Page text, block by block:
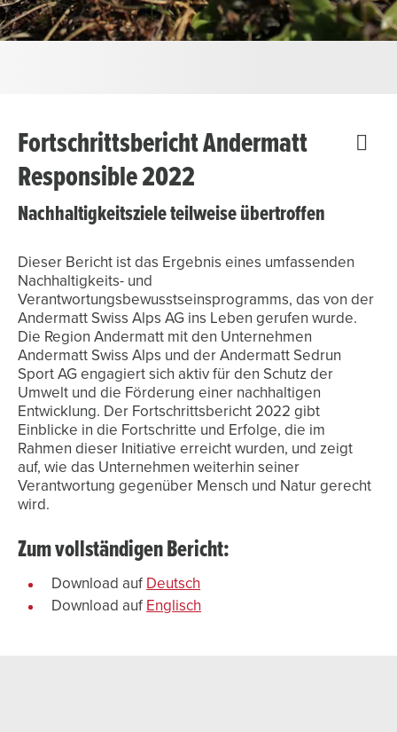
Fortschrittsbericht Andermatt
Responsible 2022
Nachhaltigkeitsziele teilweise übertroffen
Dieser Bericht ist das Ergebnis eines umfassenden
Nachhaltigkeits- und
Verantwortungsbewusstseinsprogramms, das von der
Andermatt Swiss Alps AG ins Leben gerufen wurde.
Die Region Andermatt mit den Unternehmen
Andermatt Swiss Alps und der Andermatt Sedrun
Sport AG engagiert sich aktiv für den Schutz der
Umwelt und die Förderung einer nachhaltigen
Entwicklung. Der Fortschrittsbericht 2022 gibt
Einblicke in die Fortschritte und Erfolge, die im
Rahmen dieser Initiative erreicht wurden, und zeigt
auf, wie das Unternehmen weiterhin seiner
Verantwortung gegenüber Mensch und Natur gerecht
wird.
Zum vollständigen Bericht:
Download aufDeutsch
Download aufEnglisch